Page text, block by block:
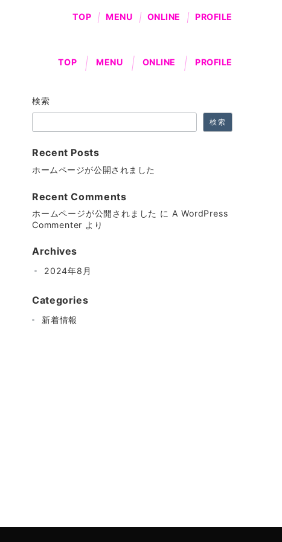
TOP MENU ONLINE PROFILE
TOP MENU ONLINE PROFILE
検索
検索
Recent Posts
ホームページが公開されました
Recent Comments
ホームページが公開されました に A WordPress
Commenter より
Archives
2024年8月
Categories
新着情報